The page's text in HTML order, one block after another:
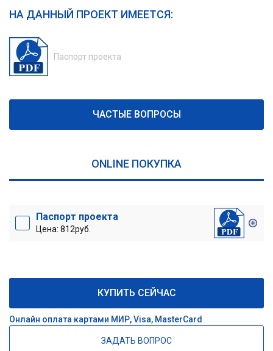
НА ДАННЫЙ ПРОЕКТ ИМЕЕТСЯ:
Паспорт проекта
ЧАСТЫЕ ВОПРОСЫ
ONLINE ПОКУПКА
Паспорт проекта
Цена: 812руб.
КУПИТЬ СЕЙЧАС
Онлайн оплата картами МИР, Visa, MasterCard
ЗАДАТЬ ВОПРОС